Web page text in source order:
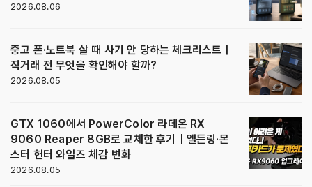
2026.08.06
중고 폰·노트북 살 때 사기 안 당하는 체크리스트｜
직거래 전 무엇을 확인해야 할까?
2026.08.05
GTX 1060에서 PowerColor 라데온 RX
9060 Reaper 8GB로 교체한 후기｜엘든링·몬
스터 헌터 와일즈 체감 변화
2026.08.05